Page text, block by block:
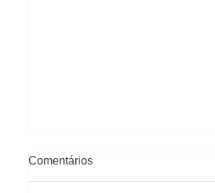
Comentários